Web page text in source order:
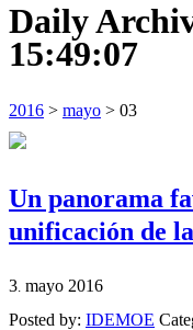
Daily
15:49:07
2016 > mayo > 03
Un panorama
unificación de
3 mayo 2016
Posted by: IDEMOE